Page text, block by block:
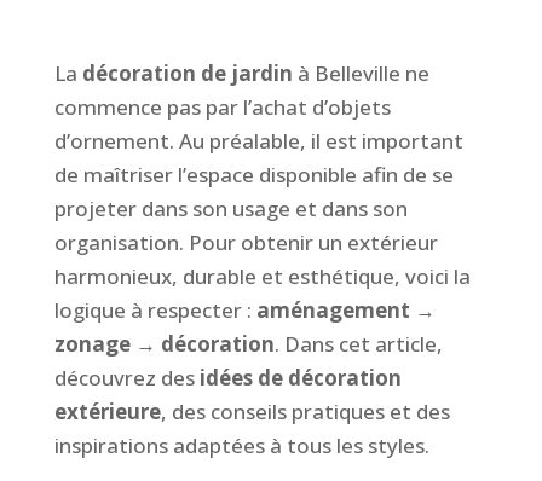
La décoration de jardin à Belleville ne
commence pas par l’achat d’objets
d’ornement. Au préalable, il est important
de maîtriser l’espace disponible afin de se
projeter dans son usage et dans son
organisation. Pour obtenir un extérieur
harmonieux, durable et esthétique, voici la
logique à respecter : aménagement →
zonage → décoration. Dans cet article,
découvrez des idées de décoration
extérieure, des conseils pratiques et des
inspirations adaptées à tous les styles.